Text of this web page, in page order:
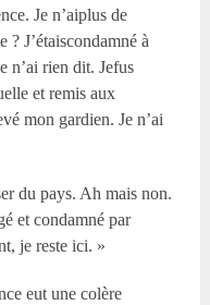
Je n’aiplus de
J’étaiscondamné à
n’ai rien dit. Jefus
et remis aux
mon gardien. Je n’ai
du pays. Ah mais non.
et condamné par
je reste ici. »
eut une colère